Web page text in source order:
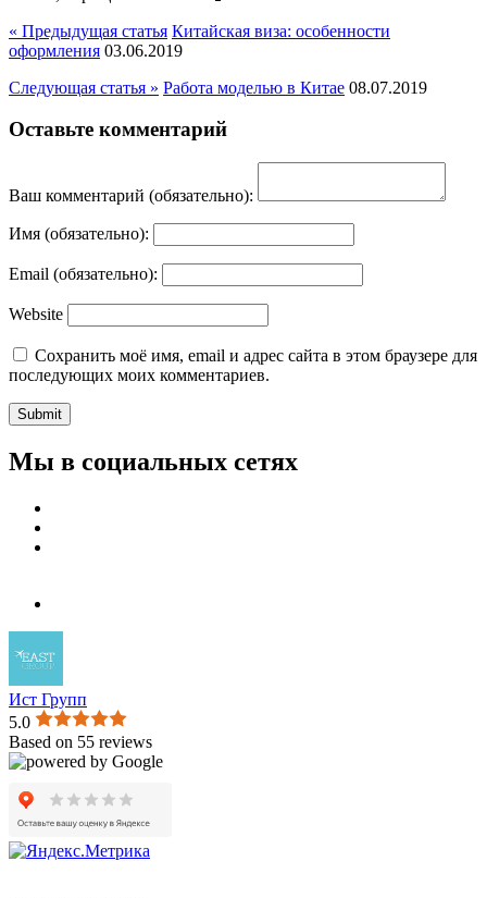
« Предыдущая статья Китайская виза: особенности
оформления 03.06.2019
Следующая статья » Работа моделью в Китае 08.07.2019
Оставьте комментарий
Ваш комментарий (обязательно):
Имя (обязательно):
Email (обязательно):
Website
Сохранить моё имя, email и адрес сайта в этом браузере для
последующих моих комментариев.
Мы в социальных сетях
Ист Групп
5.0
Based on 55 reviews